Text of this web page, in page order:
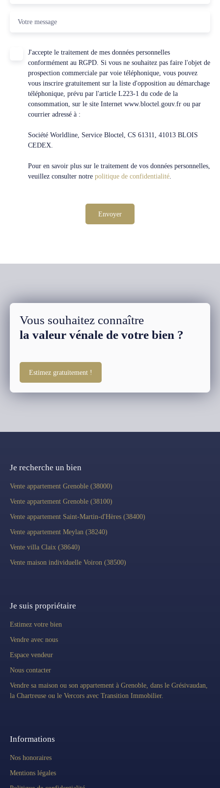
Votre message
J'accepte le traitement de mes données personnelles
conformément au RGPD. Si vous ne souhaitez pas faire l'objet de
prospection commerciale par voie téléphonique, vous pouvez
vous inscrire gratuitement sur la liste d'opposition au démarchage
téléphonique, prévu par l'article L223-1 du code de la
consommation, sur le site Internet www.bloctel.gouv.fr ou par
courrier adressé à :
Société Worldline, Service Bloctel, CS 61311, 41013 BLOIS
CEDEX.
Pour en savoir plus sur le traitement de vos données personnelles,
veuillez consulter notre politique de confidentialité
Envoyer
Vous souhaitez connaître
la valeur vénale de votre bien ?
Estimez gratuitement !
Je recherche un bien
Vente appartement Grenoble (38000)
Vente appartement Grenoble (38100)
Vente appartement Saint-Martin-d'Hères (38400)
Vente appartement Meylan (38240)
Vente villa Claix (38640)
Vente maison individuelle Voiron (38500)
Je suis propriétaire
Estimez votre bien
Vendre avec nous
Espace vendeur
Nous contacter
Vendre sa maison ou son appartement à Grenoble, dans le Grésivaudan,
la Chartreuse ou le Vercors avec Transition Immobilier.
Informations
Nos honoraires
Mentions légales